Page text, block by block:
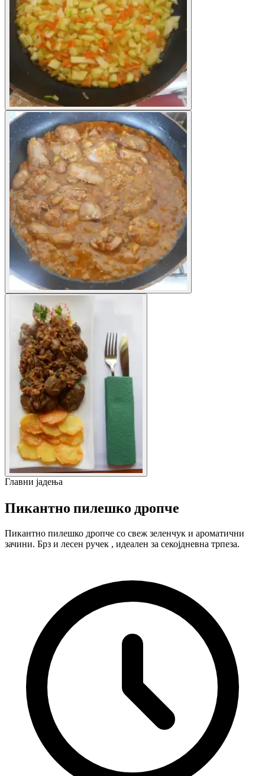
Главни јадења
Пикантно пилешко дропче
Пикантно пилешко дропче со свеж зеленчук и ароматични
зачини. Брз и лесен ручек , идеален за секојдневна трпеза.